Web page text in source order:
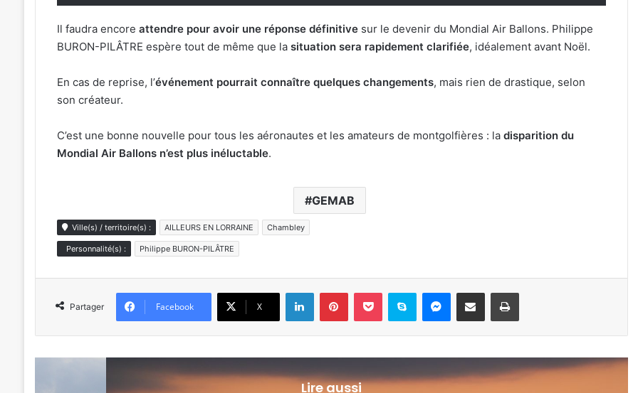
Il faudra encore attendre pour avoir une réponse définitive sur le devenir du Mondial Air Ballons. Philippe
BURON-PILÂTRE espère tout de même que la situation sera rapidement clarifiée, idéalement avant Noël.
En cas de reprise, l’événement pourrait connaître quelques changements, mais rien de drastique, selon
son créateur.
C’est une bonne nouvelle pour tous les aéronautes et les amateurs de montgolfières : la disparition du
Mondial Air Ballons n’est plus inéluctable.
GEMAB
Ville(s) / territoire(s) : AILLEURS EN LORRAINE Chambley
Personnalité(s) : Philippe BURON-PILÂTRE
Partager Facebook X
LinkedinPinterestPocket Skype Messenger
Partager par e-mail Imprimer
Lire aussi